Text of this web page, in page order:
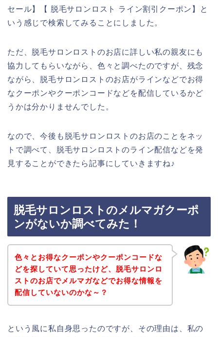
セール】【 脱毛サロンロスト ライン割引クーポン】と
いう感じで検索してみることにしました。
ただ、脱毛サロンロストのお店に詳しい私の親友にも
協力してもらいながら、色々と調べたのですが、残念
ながら、脱毛サロンロストのお店がラインなどでお得
なクーポンやクーポンコードなどを配信しているかど
うかは分かりませんでした。
なので、今後も脱毛サロンロストのお店のことをネッ
トで調べて、脱毛サロンロストのライン配信などを発
見することができたら記事にしていきますね♪
脱毛サロンロストのメルマガクーポ
ンがないか調べてみた！
色々とお得なクーポンやクーポンコードな
どを探していて思ったけど、脱毛サロンロ
ストのお店でメルマガなどでお得な情報を
配信していないのかな～？
という風に私自身思ったのですが、その理由は、私の